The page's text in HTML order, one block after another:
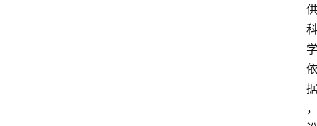
供
科
学
依
据
，